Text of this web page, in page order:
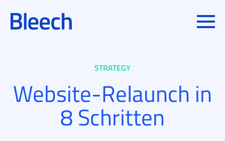
Toggle
IN
STRATEGY
Website-Relaunch in
8 Schritten